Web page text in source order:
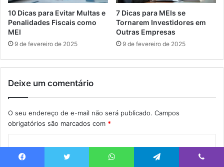
10 Dicas para Evitar Multas e
Penalidades Fiscais como
MEI
9 de fevereiro de 2025
7 Dicas para MEIs se
Tornarem Investidores em
Outras Empresas
9 de fevereiro de 2025
Deixe um comentário
O seu endereço de e-mail não será publicado. Campos
obrigatórios são marcados com *